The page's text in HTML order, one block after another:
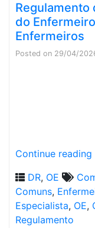
Regulamento
do
Enfermeiros
Posted on 29/04/
Continue reading
DR, OE
Comuns,
Especialista, OE,
Regulamento